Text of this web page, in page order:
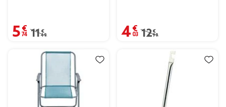
5,74 €
Prix remisé de 11,49 € à 5,74 €
11,49 €
4,03 €
Prix remisé de 12,99 €
12,99 €